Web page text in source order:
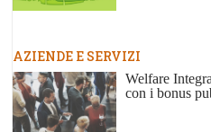
AZIENDE E SERVIZI
Welfare
con i bonus